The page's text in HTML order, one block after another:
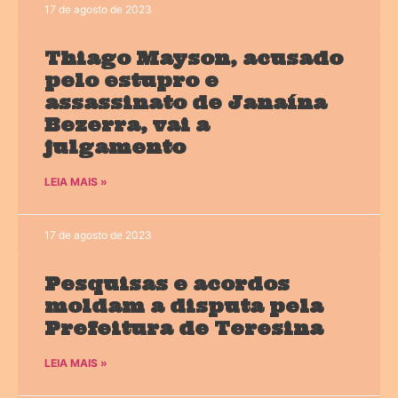
17 de agosto de 2023
Thiago Mayson, acusado
pelo estupro e
assassinato de Janaína
Bezerra, vai a
julgamento
LEIA MAIS »
17 de agosto de 2023
Pesquisas e acordos
moldam a disputa pela
Prefeitura de Teresina
LEIA MAIS »